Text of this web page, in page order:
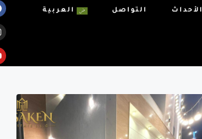
الأحداث التواصل العربية